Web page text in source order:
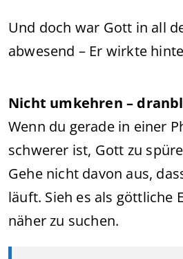
Und doch war Gott in all
abwesend – Er wirkte
Nicht umkehren –
Wenn du gerade in einer
schwerer ist, Gott zu
Gehe nicht davon aus,
läuft. Sieh es als göttliche
näher zu suchen.